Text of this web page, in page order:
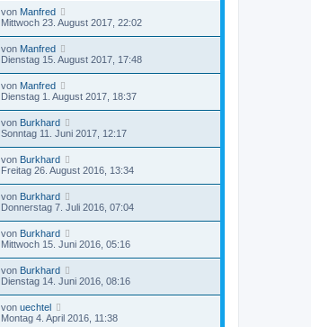
von Manfred
Mittwoch 23. August 2017, 22:02
von Manfred
Dienstag 15. August 2017, 17:48
von Manfred
Dienstag 1. August 2017, 18:37
von Burkhard
Sonntag 11. Juni 2017, 12:17
von Burkhard
Freitag 26. August 2016, 13:34
von Burkhard
Donnerstag 7. Juli 2016, 07:04
von Burkhard
Mittwoch 15. Juni 2016, 05:16
von Burkhard
Dienstag 14. Juni 2016, 08:16
von uechtel
Montag 4. April 2016, 11:38